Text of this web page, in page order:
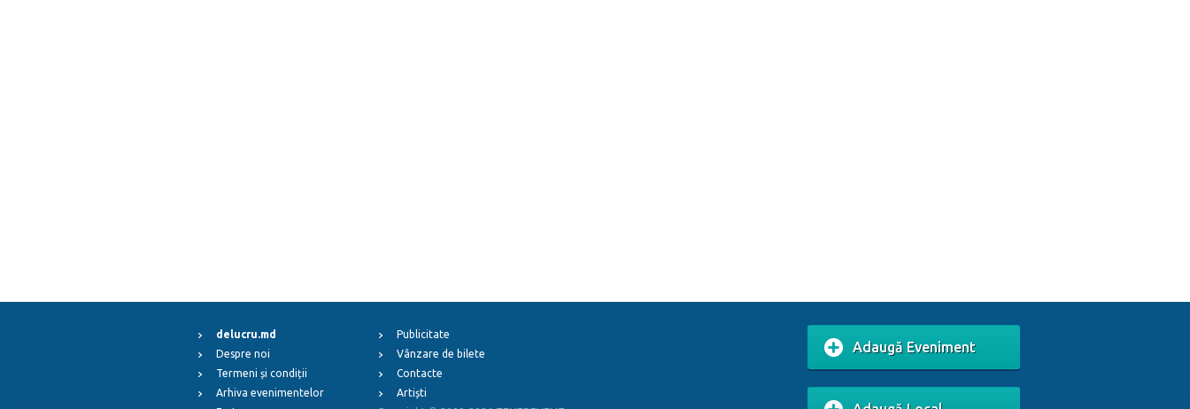
delucru.md
Despre noi
Termeni și condiții
Arhiva evenimentelor
Publicitate
Vânzare de bilete
Contacte
Artiști
Adaugă Eveniment